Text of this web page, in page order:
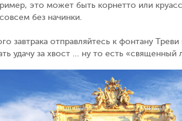
это может быть корнетто или
без начинки.
завтрака отправляйтесь к фонтану
удачу за хвост … ну то есть «священный